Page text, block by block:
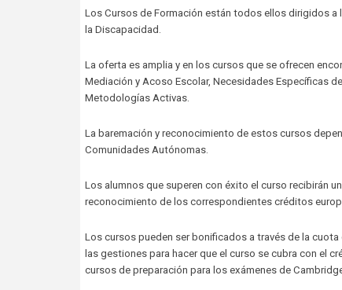
Los Cursos de Formación están todos ellos dirigidos
la Discapacidad.
La oferta es amplia y en los cursos que se ofrecen
Mediación y Acoso Escolar, Necesidades Específicas
Metodologías Activas.
La baremación y reconocimiento de estos cursos
Comunidades Autónomas.
Los alumnos que superen con éxito el curso recibirán
reconocimiento de los correspondientes créditos
Los cursos pueden ser bonificados a través de la
las gestiones para hacer que el curso se cubra con el
cursos de preparación para los exámenes de